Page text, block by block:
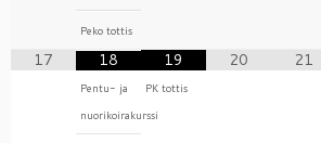
Peko tottis
17 18
Pentu- ja
nuorikoirakurssi
19
PK tottis
20 21